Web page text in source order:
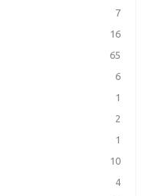
7
16
65
6
1
2
1
10
4